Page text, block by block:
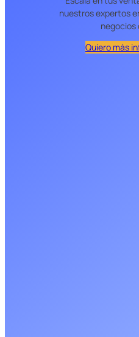
nuestros expertos
negocios
Quiero más